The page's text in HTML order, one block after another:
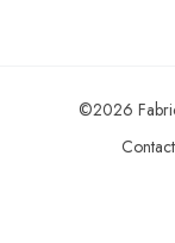
©2026
Contact